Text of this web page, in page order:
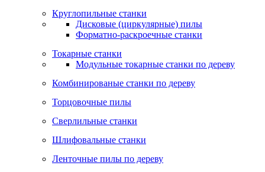
Круглопильные станки
Дисковые (циркулярные) пилы
Форматно-раскроечные станки
Токарные станки
Модульные токарные станки по дереву
Комбинированые станки по дереву
Торцовочные пилы
Сверлильные станки
Шлифовальные станки
Ленточные пилы по дереву